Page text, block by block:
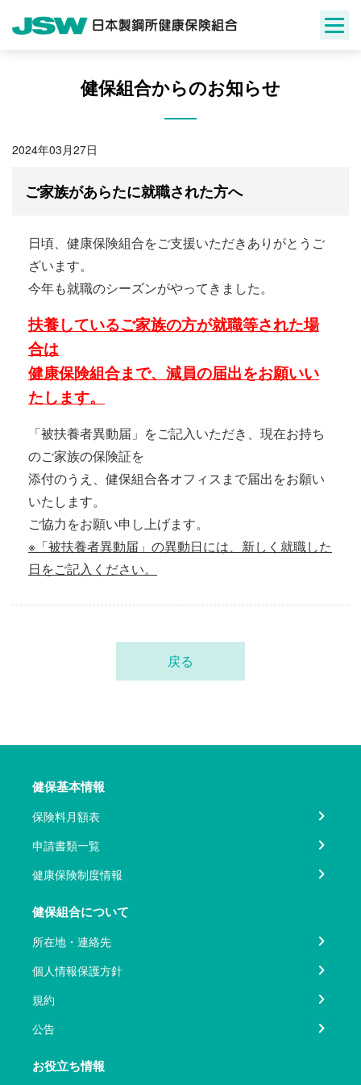
健保組合からのお知らせ
2024年03月27日
ご家族があらたに就職された方へ
日頃、健康保険組合をご支援いただきありがとうご
ざいます。
今年も就職のシーズンがやってきました。
扶養しているご家族の方が就職等された場
合は
健康保険組合まで、減員の届出をお願いい
たします。
「被扶養者異動届」をご記入いただき、現在お持ち
のご家族の保険証を
添付のうえ、健保組合各オフィスまで届出をお願い
いたします。
ご協力をお願い申し上げます。
※「被扶養者異動届」の異動日には、新しく就職した
日をご記入ください。
戻る
健保基本情報
保険料月額表
申請書類一覧
健康保険制度情報
健保組合について
所在地・連絡先
個人情報保護方針
規約
公告
お役立ち情報